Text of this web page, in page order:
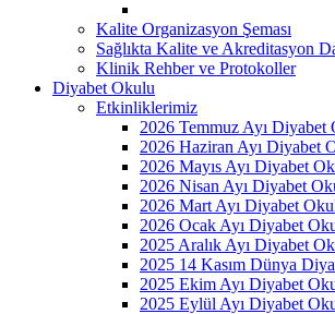
Kalite Organizasyon Şeması
Sağlıkta Kalite ve Akreditasyon
Klinik Rehber ve Protokoller
Diyabet Okulu
Etkinliklerimiz
2026 Temmuz Ayı
2026 Haziran Ayı Diyabet
2026 Mayıs Ayı Diyabet
2026 Nisan Ayı Diyabet
2026 Mart Ayı Diyabet
2026 Ocak Ayı Diyabet
2025 Aralık Ayı Diyabet
2025 14 Kasım Dünya
2025 Ekim Ayı Diyabet
2025 Eylül Ayı Diyabet